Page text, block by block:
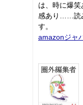
は、時に爆
感あり……読
す。
amazonジャ